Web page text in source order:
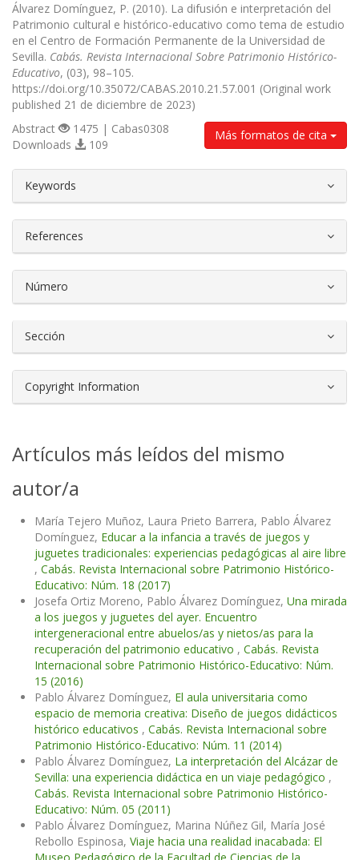
Álvarez Domínguez, P. (2010). La difusión e interpretación del
Patrimonio cultural e histórico-educativo como tema de estudio
en el Centro de Formación Permanente de la Universidad de
Sevilla. Cabás. Revista Internacional Sobre Patrimonio Histórico-
Educativo, (03), 98–105.
https://doi.org/10.35072/CABAS.2010.21.57.001 (Original work
published 21 de diciembre de 2023)
Más formatos de cita
Abstract
1475 | Cabas0308
Downloads
109
Keywords
References
Número
Sección
Copyright Information
Artículos más leídos del mismo
autor/a
María Tejero Muñoz, Laura Prieto Barrera, Pablo Álvarez
Domínguez, Educar a la infancia a través de juegos y
juguetes tradicionales: experiencias pedagógicas al aire libre
, Cabás. Revista Internacional sobre Patrimonio Histórico-
Educativo: Núm. 18 (2017)
Josefa Ortiz Moreno, Pablo Álvarez Domínguez, Una mirada
a los juegos y juguetes del ayer. Encuentro
intergeneracional entre abuelos/as y nietos/as para la
recuperación del patrimonio educativo , Cabás. Revista
Internacional sobre Patrimonio Histórico-Educativo: Núm.
15 (2016)
Pablo Álvarez Domínguez, El aula universitaria como
espacio de memoria creativa: Diseño de juegos didácticos
histórico educativos , Cabás. Revista Internacional sobre
Patrimonio Histórico-Educativo: Núm. 11 (2014)
Pablo Álvarez Domínguez, La interpretación del Alcázar de
Sevilla: una experiencia didáctica en un viaje pedagógico ,
Cabás. Revista Internacional sobre Patrimonio Histórico-
Educativo: Núm. 05 (2011)
Pablo Álvarez Domínguez, Marina Núñez Gil, María José
Rebollo Espinosa, Viaje hacia una realidad inacabada: El